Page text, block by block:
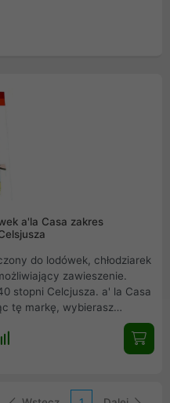
a'la Casa zakres
do lodówek, chłodziarek
zawieszenie.
stopni Celcjusza. a' la Casa
tę markę, wybierasz